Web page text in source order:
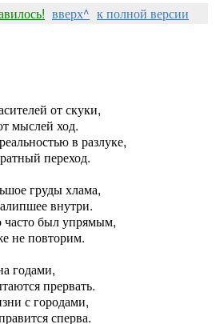
вверх^ к полной версии
от скуки,
мыслей ход.
в разлуке,
переход.
груды хлама,
внутри.
часто был упрямым,
не повторим.
годами,
прервать.
с городами,
сперва.